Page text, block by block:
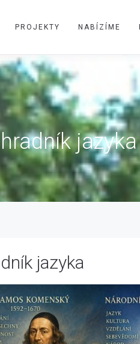
PROJEKTY NABÍZÍME
jazyka
jazyka